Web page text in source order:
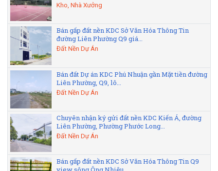
Kho, Nhà Xưởng
Bán gấp đất nền KDC Sở Văn Hóa Thông Tin
đường Liên Phường Q9 giá...
Đất Nền Dự Án
Bán đất Dự án KDC Phú Nhuận gần Mặt tiền đường
Liên Phường, Q9, lô...
Đất Nền Dự Án
Chuyên nhận ký gửi đất nền KDC Kiến Á, đường
Liên Phường, Phường Phước Long...
Đất Nền Dự Án
Bán gấp đất nền KDC Sở Văn Hóa Thông Tin Q9